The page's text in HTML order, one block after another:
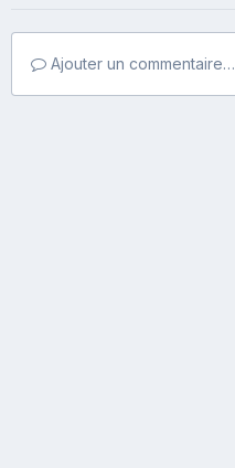
Ajouter un commentaire…